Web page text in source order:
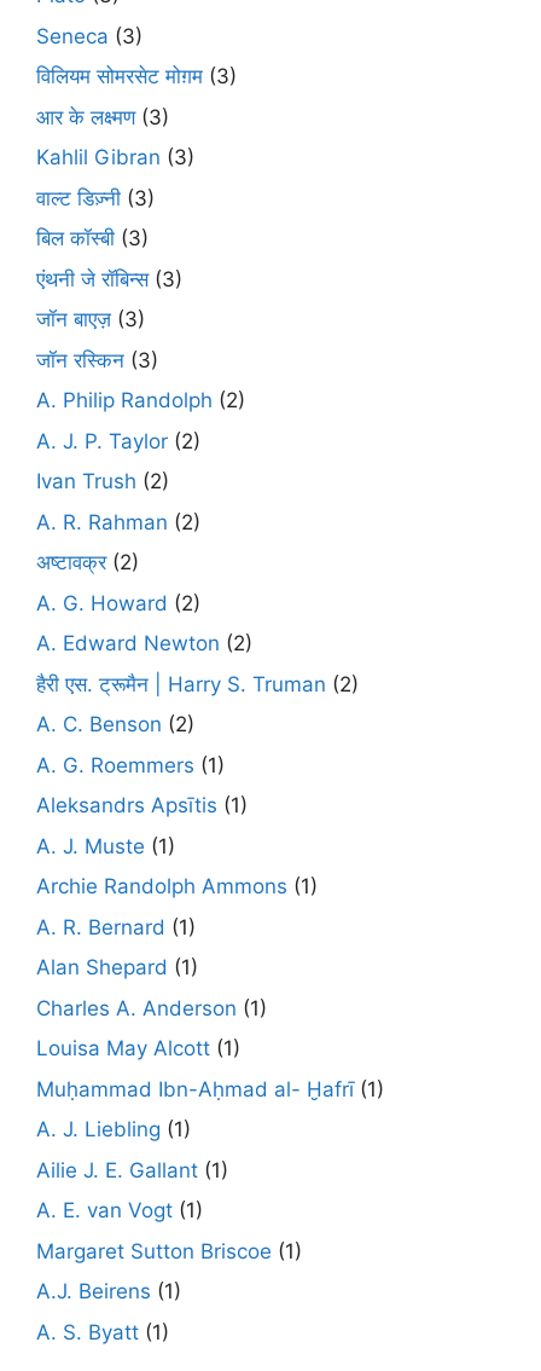
Seneca (3)
विलियम सोमरसेट मोग़म (3)
आर के लक्ष्मण(3)
Kahlil Gibran (3)
वाल्ट डिज़्नी (3)
बिल कॉस्बी (3)
एंथनी जे रॉबिन्स(3)
जॉन बाएज़ (3)
जॉन रस्किन (3)
A. Philip Randolph (2)
A. J. P. Taylor (2)
Ivan Trush (2)
A. R. Rahman (2)
अष्टावक्र(2)
A. G. Howard (2)
A. Edward Newton (2)
हैरी एस. ट्रूमैन | Harry S. Truman (2)
A. C. Benson (2)
A. G. Roemmers (1)
Aleksandrs Apsītis (1)
A. J. Muste (1)
Archie Randolph Ammons (1)
A. R. Bernard (1)
Alan Shepard (1)
Charles A. Anderson (1)
Louisa May Alcott (1)
Muḥammad Ibn-Aḥmad al- Ḫafrī(1)
A. J. Liebling (1)
Ailie J. E. Gallant (1)
A. E. van Vogt (1)
Margaret Sutton Briscoe (1)
A.J. Beirens (1)
A. S. Byatt (1)